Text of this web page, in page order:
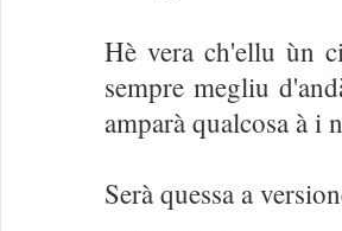
Hè vera ch'ellu ùn
sempre megliu
amparà qualcosa à i
Serà quessa a